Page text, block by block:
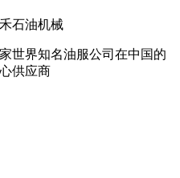
石油机械
世界知名油服公司在中国的
供应商